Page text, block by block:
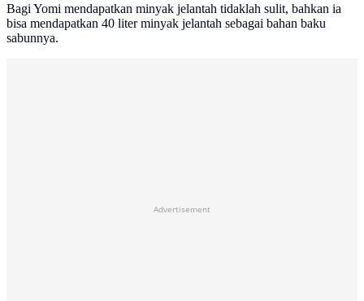
Bagi Yomi mendapatkan minyak jelantah tidaklah sulit, bahkan ia
bisa mendapatkan 40 liter minyak jelantah sebagai bahan baku
sabunnya.
Advertisement